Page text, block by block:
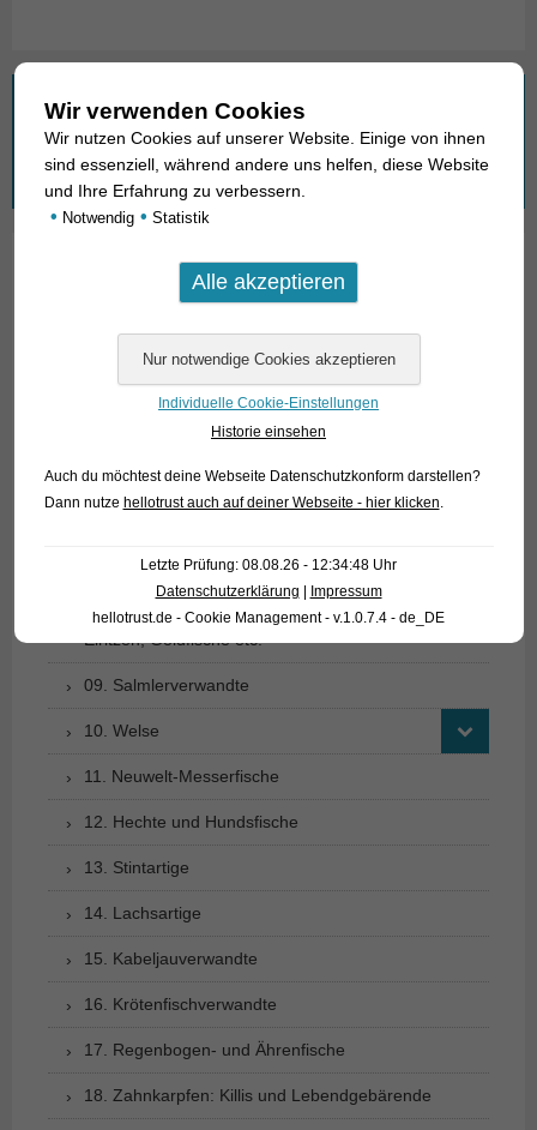
Wonach suchen Sie?
Suchen
nach:
02. Lebende Fossilien
03. Knochenzüngler
05. Aalartige
07. Karpfenfischverwandte (1): Schmerlen
08. Karpfenfischverwandte (2): Barben, Bärblinge,
Elritzen, Goldfische etc.
09. Salmlerverwandte
10. Welse
11. Neuwelt-Messerfische
12. Hechte und Hundsfische
13. Stintartige
14. Lachsartige
15. Kabeljauverwandte
16. Krötenfischverwandte
17. Regenbogen- und Ährenfische
18. Zahnkarpfen: Killis und Lebendgebärende
Wir verwenden Cookies
Wir nutzen Cookies auf unserer Website. Einige von ihnen
sind essenziell, während andere uns helfen, diese Website
und Ihre Erfahrung zu verbessern.
• Notwendig • Statistik
Individuelle Cookie-Einstellungen
Historie einsehen
Auch du möchtest deine Webseite Datenschutzkonform darstellen?
Dann nutze hellotrust auch auf deiner Webseite - hier klicken
Letzte Prüfung: 08.08.26 - 12:34:48 Uhr
Datenschutzerklärung | Impressum
hellotrust.de - Cookie Management - v.1.0.7.4 - de_DE